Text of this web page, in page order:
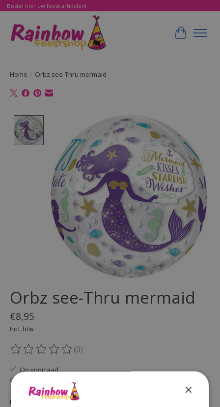
Bestel hier uw feest artikelen!
Home / Orbz see-Thru mermaid
Product image slideshow Items
Orbz see-Thru mermaid
€8,95
Incl. btw
De beoordeling van dit product is
(0)
Op voorraad
Beschikbaarheid in de winkel controleren
Hoeveelheid:
×